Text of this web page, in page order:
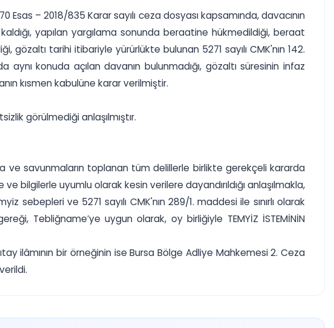
– 2018/835 Karar sayılı ceza dosyası kapsamında, davacının
yapılan yargılama sonunda beraatine hükmedildiği, beraat
tarihi itibariyle yürürlükte bulunan 5271 sayılı CMK'nın 142.
konuda açılan davanın bulunmadığı, gözaltı süresinin infaz
kısmen kabulüne karar verilmiştir.
görülmediği anlaşılmıştır.
ve savunmaların toplanan tüm delillerle birlikte gerekçeli kararda
bilgilerle uyumlu olarak kesin verilere dayandırıldığı anlaşılmakla,
ve 5271 sayılı CMK'nın 289/1. maddesi ile sınırlı olarak
Tebliğname’ye uygun olarak, oy birliğiyle TEMYİZ İSTEMİNİN
ilâmının bir örneğinin ise Bursa Bölge Adliye Mahkemesi 2. Ceza